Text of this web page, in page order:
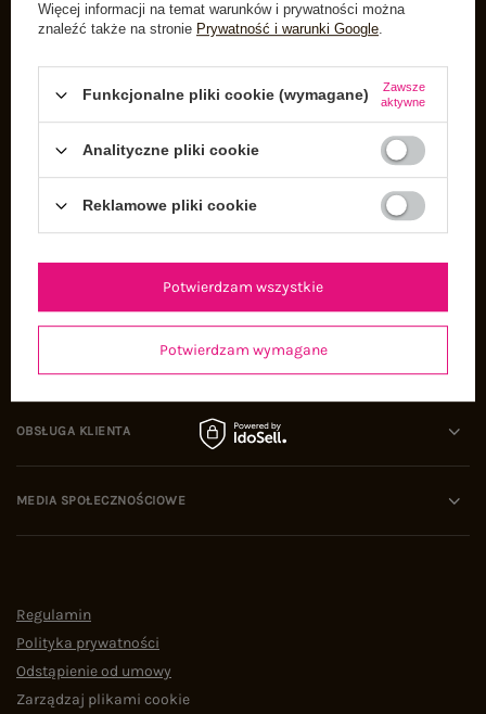
INFORMACJE O BUTIK
Listy zakupowe
Lista zakupionych produktów
Historia transakcji
OBSŁUGA KLIENTA
MEDIA SPOŁECZNOŚCIOWE
Regulamin
Polityka prywatności
Odstąpienie od umowy
Zarządzaj plikami cookie
Więcej informacji na temat warunków i prywatności można
znaleźć także na stronie Prywatność i warunki Google.
Funkcjonalne pliki cookie (wymagane)
Zawsze
aktywne
Analityczne pliki cookie
Reklamowe pliki cookie
Potwierdzam wymagane
Potwierdzam wszystkie